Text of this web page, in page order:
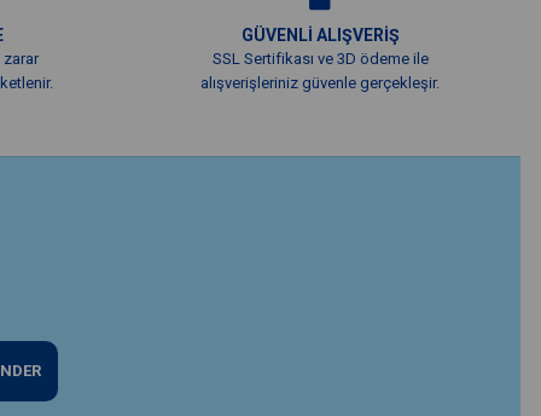
zarar
GÜVENLİ ALIŞVERİŞ
SSL Sertifikası ve 3D ödeme ile
alışverişleriniz güvenle gerçekleşir.